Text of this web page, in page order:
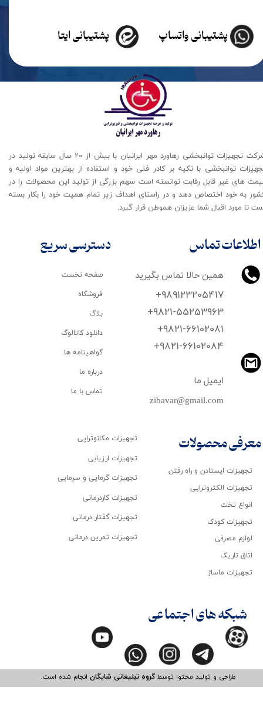
پشتیبانی ایتا پشتیبانی واتساپ
اطلاعات تماس
همین حالا تماس بگیرید
+989123205417
+9821-55253963
+9821-66102081
​​​​​​​+9821-66102084
zibavar@gmail.com
ایمیل ما
شرکت تجهیزات توانبخشی رهاورد مهر ایرانیان با بیش از 20 سال سابقه تولید در
توانبخشی با تکیه بر کادر فنی خود و استفاده از بهترین مواد اولیه و
های غیر قابل رقابت توانسته است سهم بزرگی از تولید این محصولات را در
به خود اختصاص دهد و در راستای اهداف زیر تمام همیت خود را بکار بسته
تا مورد اقبال شما عزیزان هموطن قرار گیرد​​​​​​​.
طراحی و تولید محتوا توسطگروه تبلیغاتی شایگانانجام شده است.​​​​​​​
تجهیزات ایستادن و راه رفتن
تجهیزات الکتروتراپی
انواع تخت
تجهیزات کودک
لوازم مصرفی
اتاق تاریک
تجهیزات ماساژ
صفحه نخست
فروشگاه
بلاگ
دانلود کاتالوگ
گواهینامه ها
درباره ما
تماس با ما
تجهیزات مکانوتراپی
تجهیزات ارزیابی
تجهیزات گرمایی و سرمایی
تجهیزات کاردرمانی
تجهیزات گفتار درمانی
تجهیزات تمرین درمانی
دسترسی سریع
معرفی محصولات
شبکه های اجتماعی